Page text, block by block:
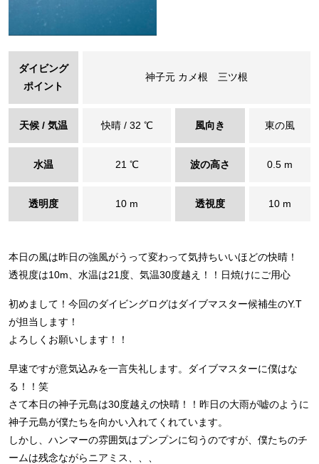
ダイビング
ポイント
神子元 カメ根 三ツ根
天候 / 気温 快晴 / 32 ℃ 風向き 東の風
水温 21 ℃ 波の高さ 0.5 m
透明度 10 m 透視度 10 m
本日の風は昨日の強風がうって変わって気持ちいいほどの快晴！
透視度は10m、水温は21度、気温30度越え！！日焼けにご用心
初めまして！今回のダイビングログはダイブマスター候補生のY.T
が担当します！
よろしくお願いします！！
早速ですが意気込みを一言失礼します。ダイブマスターに僕はな
る！！笑
さて本日の神子元島は30度越えの快晴！！昨日の大雨が嘘のように
神子元島が僕たちを向かい入れてくれています。
しかし、ハンマーの雰囲気はプンプンに匂うのですが、僕たちのチ
ームは残念ながらニアミス、、、